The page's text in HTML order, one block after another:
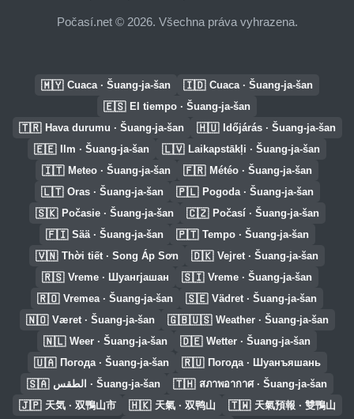
Počasí.net © 2026. Všechna práva vyhrazena.
🇲🇾 Cuaca · Šuang-ja-šan 🇮🇩 Cuaca · Šuang-ja-šan
🇪🇸 El tiempo · Šuang-ja-šan
🇹🇷 Hava durumu · Šuang-ja-šan 🇭🇺 Időjárás · Šuang-ja-šan
🇪🇪 Ilm · Šuang-ja-šan 🇱🇻 Laikapstākļi · Šuang-ja-šan
🇮🇹 Meteo · Šuang-ja-šan 🇫🇷 Météo · Šuang-ja-šan
🇱🇹 Oras · Šuang-ja-šan 🇵🇱 Pogoda · Šuang-ja-šan
🇸🇰 Počasie · Šuang-ja-šan 🇨🇿 Počasí · Šuang-ja-šan
🇫🇮 Sää · Šuang-ja-šan 🇵🇹 Tempo · Šuang-ja-šan
🇻🇳 Thời tiết · Song Áp Sơn 🇩🇰 Vejret · Šuang-ja-šan
🇷🇸 Vreme · Шуангјашан 🇸🇮 Vreme · Šuang-ja-šan
🇷🇴 Vremea · Šuang-ja-šan 🇸🇪 Vädret · Šuang-ja-šan
🇳🇴 Været · Šuang-ja-šan 🇬🇧🇺🇸 Weather · Šuang-ja-šan
🇳🇱 Weer · Šuang-ja-šan 🇩🇪 Wetter · Šuang-ja-šan
🇺🇦 Погода · Šuang-ja-šan 🇷🇺 Погода · Шуанъяшань
🇸🇦 الطقس · Šuang-ja-šan 🇹🇭 สภาพอากาศ · Šuang-ja-šan
🇯🇵 天気 · 双鴨山市 🇭🇰 天氣 · 双鸭山 🇹🇼 天氣預報 · 雙鴨山